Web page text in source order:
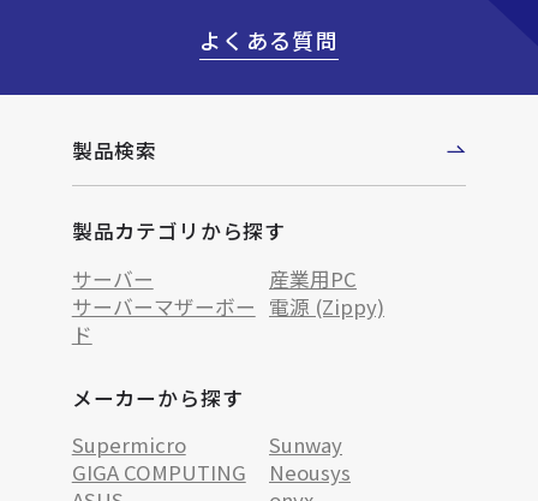
よくある質問
製品検索
製品カテゴリから探す
サーバー
産業用PC
サーバーマザーボー
ド
電源 (Zippy)
メーカーから探す
Supermicro
Sunway
GIGA COMPUTING
Neousys